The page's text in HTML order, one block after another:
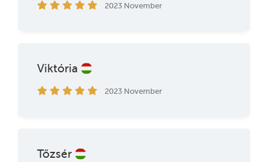
2023 November
Viktória
2023 November
Tőzsér